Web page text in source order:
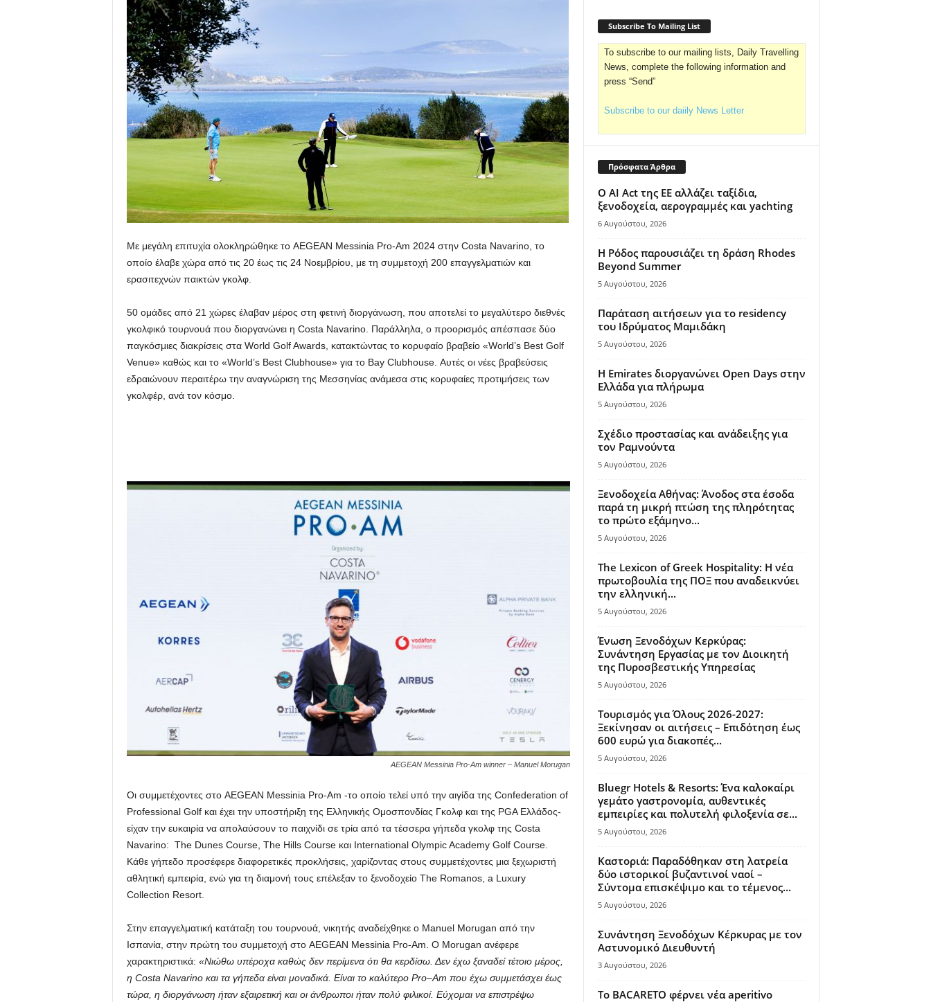
Με μεγάλη επιτυχία ολοκληρώθηκε το AEGEAN Messinia Pro-Am 2024 στην Costa Navarino, το
οποίο έλαβε χώρα από τις 20 έως τις 24 Νοεμβρίου, με τη συμμετοχή 200 επαγγελματιών και
ερασιτεχνών παικτών γκολφ.
50 ομάδες από 21 χώρες έλαβαν μέρος στη φετινή διοργάνωση, που αποτελεί το μεγαλύτερο διεθνές
γκολφικό τουρνουά που διοργανώνει η Costa Navarino. Παράλληλα, ο προορισμός απέσπασε δύο
παγκόσμιες διακρίσεις στα World Golf Awards, κατακτώντας το κορυφαίο βραβείο «World’s Best Golf
Venue» καθώς και το «World’s Best Clubhouse» για το Bay Clubhouse. Αυτές οι νέες βραβεύσεις
εδραιώνουν περαιτέρω την αναγνώριση της Μεσσηνίας ανάμεσα στις κορυφαίες προτιμήσεις των
γκολφέρ, ανά τον κόσμο.
AEGEAN Messinia Pro-Am winner – Manuel Morugan
Οι συμμετέχοντες στο AEGEAN Messinia Pro-Am -το οποίο τελεί υπό την αιγίδα της Confederation of
Professional Golf και έχει την υποστήριξη της Ελληνικής Ομοσπονδίας Γκολφ και της PGA Ελλάδος-
είχαν την ευκαιρία να απολαύσουν το παιχνίδι σε τρία από τα τέσσερα γήπεδα γκολφ της Costa
Navarino: The Dunes Course, The Hills Course και International Olympic Academy Golf Course.
Κάθε γήπεδο προσέφερε διαφορετικές προκλήσεις, χαρίζοντας στους συμμετέχοντες μια ξεχωριστή
αθλητική εμπειρία, ενώ για τη διαμονή τους επέλεξαν το ξενοδοχείο The Romanos, a Luxury
Collection Resort.
Στην επαγγελματική κατάταξη του τουρνουά, νικητής αναδείχθηκε ο Manuel Morugan από την
Ισπανία, στην πρώτη του συμμετοχή στο AEGEAN Messinia Pro-Am. O Morugan ανέφερε
χαρακτηριστικά: «Νιώθω υπέροχα καθώς δεν περίμενα ότι θα κερδίσω. Δεν έχω ξαναδεί τέτοιο μέρος,
η Costa Navarino και τα γήπεδα είναι μοναδικά. Είναι το καλύτερο Pro–Am που έχω συμμετάσχει έως
τώρα, η διοργάνωση ήταν εξαιρετική και οι άνθρωποι ήταν πολύ φιλικοί. Εύχομαι να επιστρέψω
Subscribe To Mailing List
To subscribe to our mailing lists, Daily Travelling
News, complete the following information and
press “Send”
Subscribe to our daiily News Letter
Πρόσφατα Άρθρα
Ο AI Act της ΕΕ αλλάζει ταξίδια,
ξενοδοχεία, αερογραμμές και yachting
6 Αυγούστου, 2026
Η Ρόδος παρουσιάζει τη δράση Rhodes
Beyond Summer
5 Αυγούστου, 2026
Παράταση αιτήσεων για το residency
του Ιδρύματος Μαμιδάκη
5 Αυγούστου, 2026
Η Emirates διοργανώνει Open Days στην
Ελλάδα για πλήρωμα
5 Αυγούστου, 2026
Σχέδιο προστασίας και ανάδειξης για
τον Ραμνούντα
5 Αυγούστου, 2026
Ξενοδοχεία Αθήνας: Άνοδος στα έσοδα
παρά τη μικρή πτώση της πληρότητας
το πρώτο εξάμηνο...
5 Αυγούστου, 2026
The Lexicon of Greek Hospitality: Η νέα
πρωτοβουλία της ΠΟΞ που αναδεικνύει
την ελληνική...
5 Αυγούστου, 2026
Ένωση Ξενοδόχων Κερκύρας:
Συνάντηση Εργασίας με τον Διοικητή
της Πυροσβεστικής Υπηρεσίας
5 Αυγούστου, 2026
Τουρισμός για Όλους 2026-2027:
Ξεκίνησαν οι αιτήσεις – Επιδότηση έως
600 ευρώ για διακοπές...
5 Αυγούστου, 2026
Bluegr Hotels & Resorts: Ένα καλοκαίρι
γεμάτο γαστρονομία, αυθεντικές
εμπειρίες και πολυτελή φιλοξενία σε...
5 Αυγούστου, 2026
Καστοριά: Παραδόθηκαν στη λατρεία
δύο ιστορικοί βυζαντινοί ναοί –
Σύντομα επισκέψιμο και το τέμενος...
5 Αυγούστου, 2026
Συνάντηση Ξενοδόχων Κέρκυρας με τον
Αστυνομικό Διευθυντή
3 Αυγούστου, 2026
Το BACARETO φέρνει νέα aperitivo